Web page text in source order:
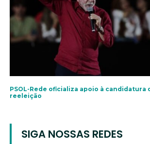
PSOL-Rede oficializa apoio à candidatura
reeleição
SIGA NOSSAS REDES